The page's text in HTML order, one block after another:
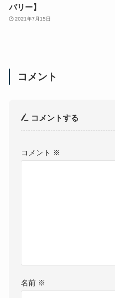
バリー】
2021年7月15日
コメント
コメントする
コメント ※
名前 ※